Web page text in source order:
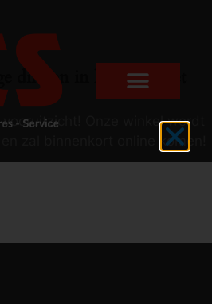
dingen in het verschiet
vooruitzicht! Onze winkel wordt
zal binnenkort online komen!